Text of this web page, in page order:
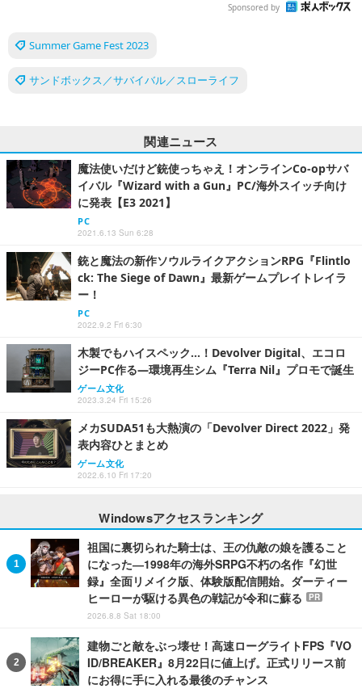
Sponsored by
Summer Game Fest 2023
サンドボックス／サバイバル／スローライフ
関連ニュース
魔法使いだけど銃使っちゃえ！オンラインCo-opサバ
イバル『Wizard with a Gun』PC/海外スイッチ向け
に発表【E3 2021】
PC
2021.6.13 Sun 6:28
銃と魔法の新作ソウルライクアクションRPG『Flintlo
ck: The Siege of Dawn』最新ゲームプレイトレイラ
ー！
PC
2022.9.2 Fri 6:30
木製でもハイスペック...！Devolver Digital、エコロ
ジーPC作る―環境再生シム『Terra Nil』プロモで誕生
ゲーム文化
2023.3.24 Fri 15:26
メカSUDA51も大熱演の「Devolver Direct 2022」発
表内容ひとまとめ
ゲーム文化
2022.6.10 Fri 17:20
Windowsアクセスランキング
祖国に裏切られた騎士は、王の仇敵の娘を護ること
になった―1998年の海外SRPG不朽の名作『幻世
録』全面リメイク版、体験版配信開始。ダーティー
ヒーローが駆ける異色の戦記が令和に蘇る
PR
2026.8.8 Sat 18:00
建物ごと敵をぶっ壊せ！高速ローグライトFPS『VO
ID/BREAKER』8月22日に値上げ。正式リリース前
にお得に手に入れる最後のチャンス